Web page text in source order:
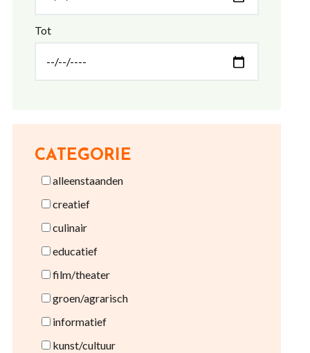
Tot
CATEGORIE
alleenstaanden
creatief
culinair
educatief
film/theater
groen/agrarisch
informatief
kunst/cultuur